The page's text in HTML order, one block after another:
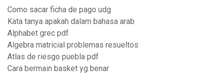
Como sacar ficha de pago udg
Kata tanya apakah dalam bahasa arab
Alphabet grec pdf
Algebra matricial problemas resueltos
Atlas de riesgo puebla pdf
Cara bermain basket yg benar